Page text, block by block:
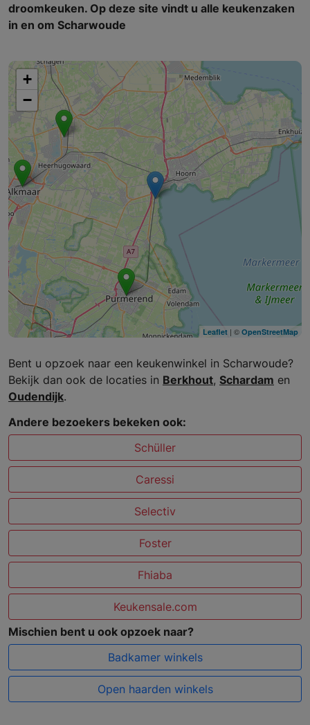
droomkeuken. Op deze site vindt u alle keukenzaken
in en om Scharwoude
+
−
Leaflet | © OpenStreetMap
Bent u opzoek naar een keukenwinkel in Scharwoude?
Bekijk dan ook de locaties in Berkhout, Schardam en
Oudendijk.
Andere bezoekers bekeken ook:
Schüller
Caressi
Selectiv
Foster
Fhiaba
Keukensale.com
Mischien bent u ook opzoek naar?
Badkamer winkels
Open haarden winkels